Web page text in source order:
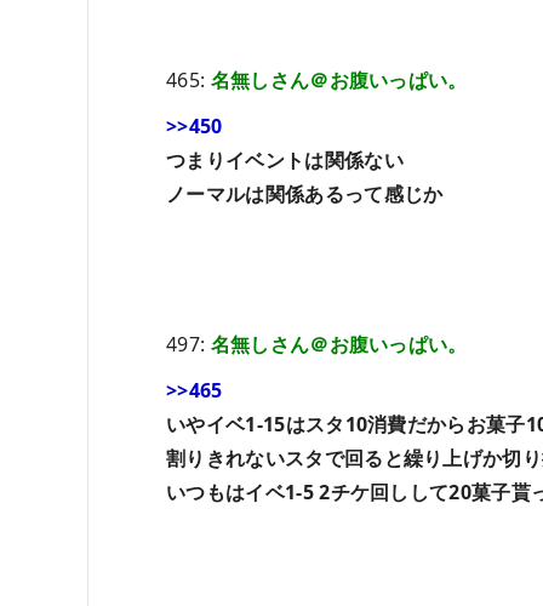
465: 名無しさん＠お腹いっぱい。
>>450
つまりイベントは関係ない
ノーマルは関係あるって感じか
497: 名無しさん＠お腹いっぱい。
>>465
いやイベ1-15はスタ10消費だからお菓子
割りきれないスタで回ると繰り上げか切
いつもはイベ1-5 2チケ回しして20菓子貰